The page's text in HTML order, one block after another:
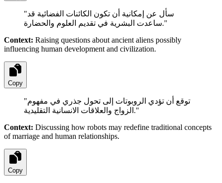
"سأل عن إمكانية أن تكون الكائنات الفضائية قد
ساعدت البشرية في تقديم العلوم والحضارة."
Context: Raising questions about ancient aliens possibly
influencing human development and civilization.
Copy
"توقع أن تؤدي الروبوتات إلى تحول جذري في مفهوم
الزواج والعلاقات الانسانية التقليدية."
Context: Discussing how robots may redefine traditional concepts
of marriage and human relationships.
Copy